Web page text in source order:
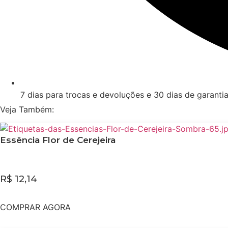
7 dias para trocas e devoluções e 30 dias de garantia
Veja Também:
Essência Flor de Cerejeira
R$ 12,14
COMPRAR AGORA